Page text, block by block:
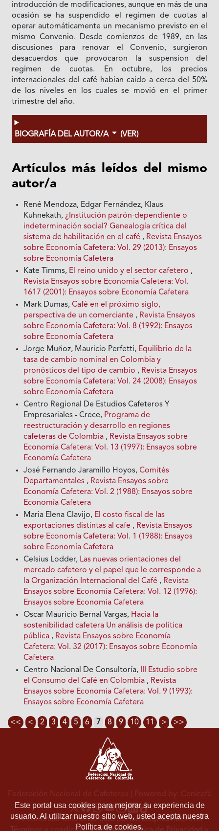
introducción de modificaciones, aunque en más de una
ocasión se ha suspendido el regimen de cuotas al
operar automáticamente un mecanismo previsto en el
mismo Convenio. Desde comienzos de 1989, en las
discusiones para renovar el Convenio, surgieron
desacuerdos que provocaron la suspension del
regimen de cuotas. En octubre, los precios
internacionales del café habian caido a cerca del 50%
de los niveles en los cuales se movió en el primer
trimestre del año.
BIOGRAFÍA DEL AUTOR/A (VER)
Artículos más leídos del mismo
autor/a
René Mendoza, Edgar Fernández, Klaus
Kuhnekath, ¿Institución patrón-dependiente o
indeterminación social? Genealogía crítica del
sistema de habilitación en el café , Revista Ensayos
sobre Economía Cafetera: Vol. 29 (2013): Ensayos
sobre Economía Cafetera
Kate Timms, El reino unido y el sector cafetero ,
Revista Ensayos sobre Economía Cafetera: Vol.
1617 (2001): Ensayos sobre Economía Cafetera
Mark Dumas,Café en el próximo siglo,
perspectiva de un comerciante , Revista Ensayos
sobre Economía Cafetera: Vol. 8 (1992): Ensayos
sobre Economía Cafetera
Jorge Muñoz, Mauricio Perfetti, Equilibrio de Ia
tasa de cambio nominal en Colombia y
pronósticos del tipo de cambio , Revista Ensayos
sobre Economía Cafetera: Vol. 24 (2008): Ensayos
sobre Economía Cafetera
Centro Regional De Estudios Cafeteros Y
Empresariales - Crece, Programa de
reestructuración y desarrollo en regiones
cafeteras de Colombia , Revista Ensayos sobre
Economía Cafetera: Vol. 13 (1997): Ensayos sobre
Economía Cafetera
José Fernando Jaramillo Hoyos,Comités
Departamentales , Revista Ensayos sobre
Economía Cafetera: Vol. 2 (1988): Ensayos sobre
Economía Cafetera
Maria Elena Clavijo, El costo fiscal de las
exportaciones distintas al cafe , Revista Ensayos
sobre Economía Cafetera: Vol. 1 (1988): Ensayos
sobre Economía Cafetera
Celsius Lodder, Las nuevas orientaciones del
mercado cafetero y el papel que le corresponde a
la Organización Internacional del Café , Revista
Ensayos sobre Economía Cafetera: Vol. 12 (1996):
Ensayos sobre Economía Cafetera
Oscar Mauricio Bernal Vargas, Hacia la
sostenibilidad cafetera Un análisis de política
pública , Revista Ensayos sobre Economía
Cafetera: Vol. 32 (2017): Ensayos sobre Economía
Cafetera
Centro Nacional De Consultoría,
III Estudio sobre
el Consumo del Café en Colombia , Revista
Ensayos sobre Economía Cafetera: Vol. 9 (1993):
Ensayos sobre Economía Cafetera
<< < 2 3 4 5 6 7 8 9 10 11 > >>
Este portal usa cookies para mejorar su experiencia de
usuario. Al utilizar nuestro sitio web, usted acepta nuestra
Política de cookies.
Federación Nacional de Cafeteros | Powered by: Cenicafé
Al continuar utilizando este portal, aceptas nuestros